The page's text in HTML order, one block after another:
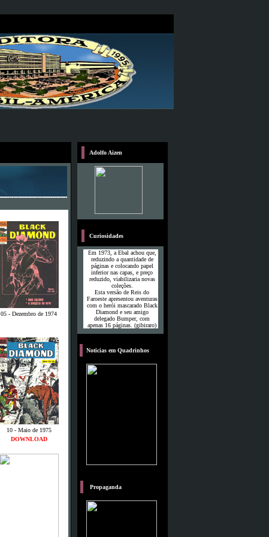
05 - Dezembro de 1974
10 - Maio de 1975
DOWNLOAD
Adolfo Aizen
Curiosidades
Em 1973, a Ebal achou que,
reduzindo a quantidade de
páginas e colocando papel
inferior nas capas, e preço
reduzido, viabilizaria novas
coleções.
Esta versão de Reis do
Faroeste apresentou aventuras
com o herói mascarado Black
Diamond e seu amigo
delegado Bumper, com
apenas 16 páginas. (gibiraro)
Noticias em Quadrinhos
Propaganda